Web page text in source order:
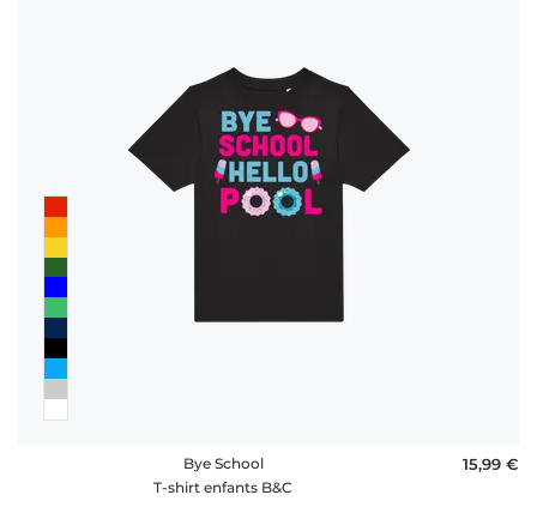
Bye School
T-shirt enfants B&C
15,99 €